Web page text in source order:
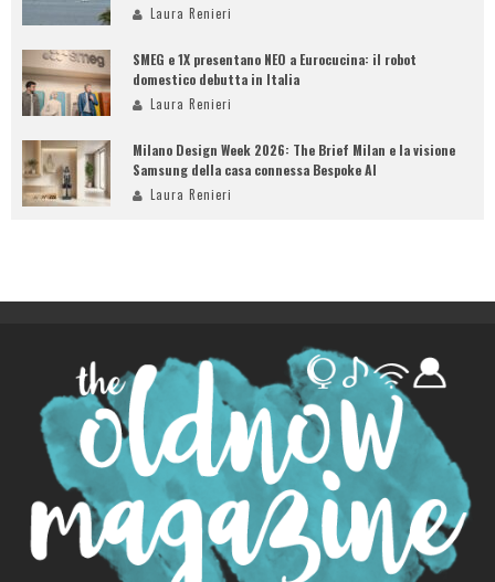
Laura Renieri
SMEG e 1X presentano NEO a Eurocucina: il robot
domestico debutta in Italia
Laura Renieri
Milano Design Week 2026: The Brief Milan e la visione
Samsung della casa connessa Bespoke AI
Laura Renieri